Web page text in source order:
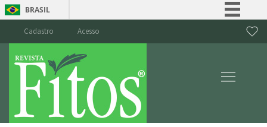
BRASIL
Canais
Cadastro Acesso